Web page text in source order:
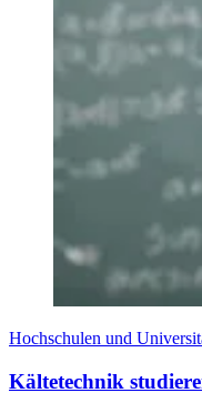
Hochschulen und
Kältetechnik